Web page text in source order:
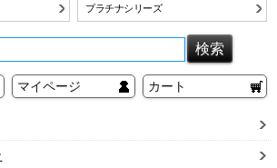
プラチナシリーズ
マイページ カート